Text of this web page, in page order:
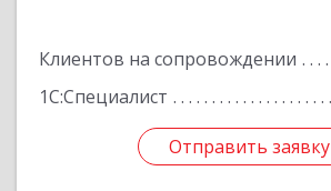
Клиентов на сопровождении
1С:Специалист
Отправить заявку
Отправить заявку